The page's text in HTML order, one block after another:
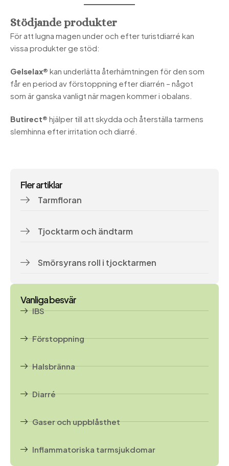
Stödjande produkter
För att lugna magen under och efter turistdiarré kan
vissa produkter ge stöd:
Gelselax® kan underlätta återhämtningen för den som
får en period av förstoppning efter diarrén – något
som är ganska vanligt när magen kommer i obalans.
Butirect® hjälper till att skydda och återställa tarmens
slemhinna efter irritation och diarré.
Fler artiklar
Tarmfloran
Tjocktarm och ändtarm
Smörsyrans roll i tjocktarmen
Vanliga besvär
IBS
Förstoppning
Halsbränna
Diarré
Gaser och uppblåsthet
Inflammatoriska tarmsjukdomar